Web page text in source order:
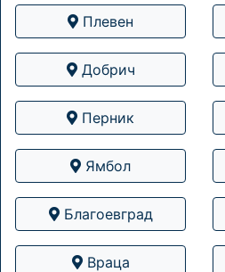
Плевен
Добрич
Перник
Ямбол
Благоевград
Враца